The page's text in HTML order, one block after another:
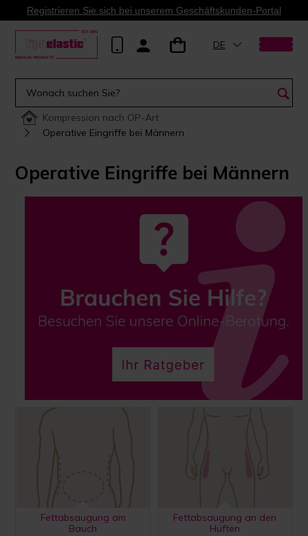
Registrieren Sie sich bei unserem Geschäftskunden-Portal
DE
Kompression nach OP-Art
Operative Eingriffe bei Männern
Operative Eingriffe bei Männern
Fettabsaugung am
Bauch
Fettabsaugung an den
Hüften